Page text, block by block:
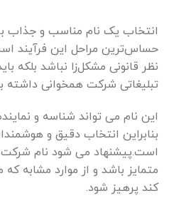
انتخاب یک نام مناسب و جذاب
حساس‌ترین مراحل این فرآیند
نظر قانونی مشکل‌زا نباشد بلکه
تبلیغاتی شرکت همخوانی داشته
این نام می تواند شناسه و
بنابراین انتخاب دقیق و
است.پیشنهاد می شود نام شرکت
متمایز باشد و از موارد مشابه
کند پرهیز شود.